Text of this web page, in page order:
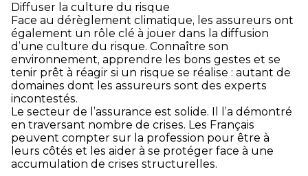
Diffuser la culture du risque
Face au dérèglement climatique, les assureurs ont
également un rôle clé à jouer dans la diffusion
d’une culture du risque. Connaître son
environnement, apprendre les bons gestes et se
tenir prêt à réagir si un risque se réalise : autant de
domaines dont les assureurs sont des experts
incontestés.
Le secteur de l’assurance est solide. Il l’a démontré
en traversant nombre de crises. Les Français
peuvent compter sur la profession pour être à
leurs côtés et les aider à se protéger face à une
accumulation de crises structurelles.